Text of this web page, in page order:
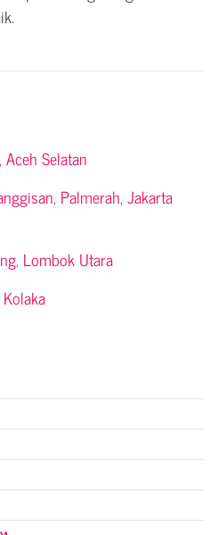
Selatan
Palmerah, Jakarta
Lombok Utara